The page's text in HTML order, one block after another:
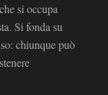
si occupa
Si fonda su
chiunque può